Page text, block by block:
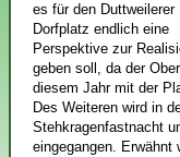
es für den Duttweilerer
Dorfplatz endlich eine
Perspektive zur
geben soll, da der
diesem Jahr mit der
Des Weiteren wird in
Stehkragenfastnacht
eingegangen. Erwähnt